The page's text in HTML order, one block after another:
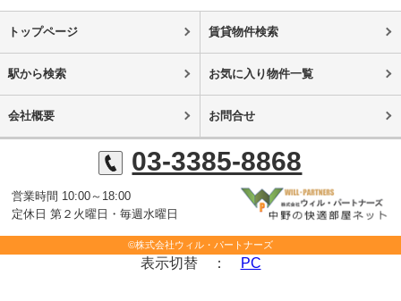
トップページ 賃貸物件検索
駅から検索 お気に入り物件一覧
会社概要 お問合せ
03-3385-8868
営業時間 10:00～18:00
定休日 第２火曜日・毎週水曜日
©株式会社ウィル・パートナーズ
表示切替 ： PC